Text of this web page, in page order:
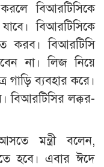
বিআরটিসিকে
বিআরটিসিকে
করব। বিআরটিসি
না। লিজ নিয়ে
গাড়ি ব্যবহার করে।
বিআরটিসির লক্কর-
মন্ত্রী বলেন,
হবে। এবার ঈদে